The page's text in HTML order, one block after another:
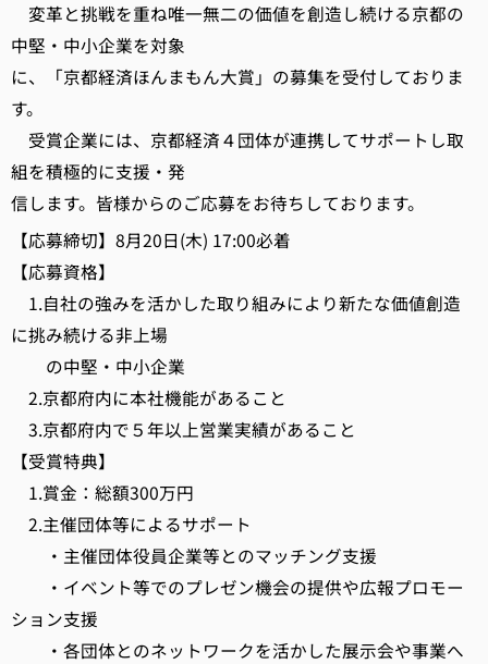
変革と挑戦を重ね唯一無二の価値を創造し続ける京都の
中堅・中小企業を対象
に、「京都経済ほんまもん大賞」の募集を受付しておりま
す。
受賞企業には、京都経済４団体が連携してサポートし取
組を積極的に支援・発
信します。皆様からのご応募をお待ちしております。
【応募締切】8月20日(木) 17:00必着
【応募資格】
1.自社の強みを活かした取り組みにより新たな価値創造
に挑み続ける非上場
の中堅・中小企業
2.京都府内に本社機能があること
3.京都府内で５年以上営業実績があること
【受賞特典】
1.賞金：総額300万円
2.主催団体等によるサポート
・主催団体役員企業等とのマッチング支援
・イベント等でのプレゼン機会の提供や広報プロモー
ション支援
・各団体とのネットワークを活かした展示会や事業へ